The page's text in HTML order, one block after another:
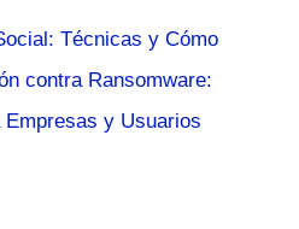
Técnicas y Cómo
contra Ransomware:
y Usuarios